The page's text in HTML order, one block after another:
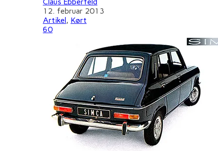
12. februar 2013
Artikel, Kørt
60